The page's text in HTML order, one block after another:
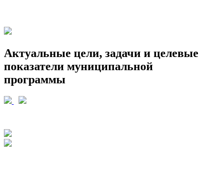
Актуальные цели, задачи и целевые
показатели муниципальной
программы